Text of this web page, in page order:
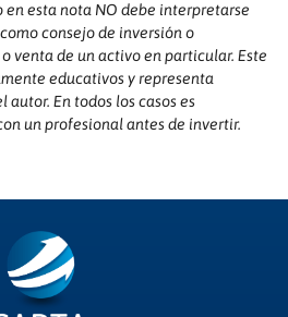
esta nota NO debe interpretarse
consejo de inversión o
venta de un activo en particular. Este
educativos y representa
En todos los casos es
un profesional antes de invertir.